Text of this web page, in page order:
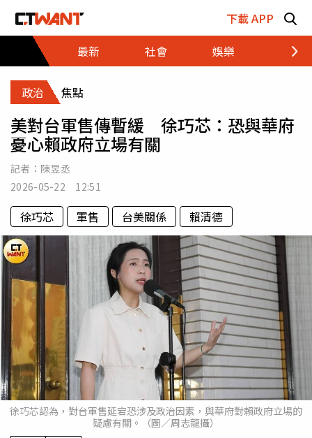
下載 APP
最新
社會 娛樂 財經
政治 焦點
美對台軍售傳暫緩 徐巧芯：恐與華府
憂心賴政府立場有關
記者： 陳昱丞
2026-05-22 12:51
徐巧芯 軍售 台美關係 賴清德
徐巧芯認為，對台軍售延宕恐涉及政治因素，與華府對賴政府立場的
疑慮有關。（圖／周志龍攝）